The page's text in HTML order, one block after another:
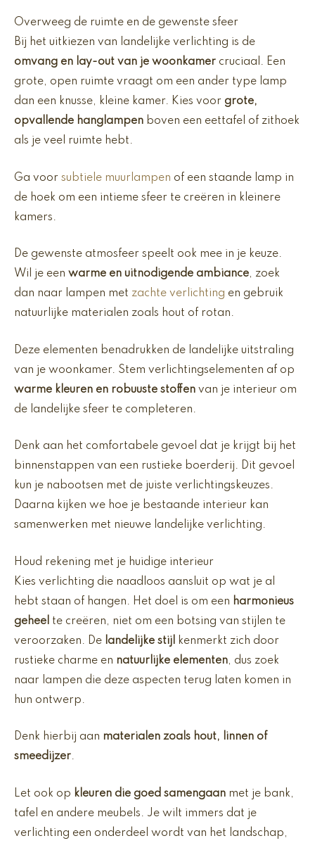
Overweeg de ruimte en de gewenste sfeer
Bij het uitkiezen van landelijke verlichting is de
omvang en lay-out van je woonkamer cruciaal. Een
grote, open ruimte vraagt om een ander type lamp
dan een knusse, kleine kamer. Kies voor grote,
opvallende hanglampen boven een eettafel of zithoek
als je veel ruimte hebt.
Ga voor subtiele muurlampen of een staande lamp in
de hoek om een intieme sfeer te creëren in kleinere
kamers.
De gewenste atmosfeer speelt ook mee in je keuze.
Wil je een warme en uitnodigende ambiance, zoek
dan naar lampen met zachte verlichting en gebruik
natuurlijke materialen zoals hout of rotan.
Deze elementen benadrukken de landelijke uitstraling
van je woonkamer. Stem verlichtingselementen af op
warme kleuren en robuuste stoffen van je interieur om
de landelijke sfeer te completeren.
Denk aan het comfortabele gevoel dat je krijgt bij het
binnenstappen van een rustieke boerderij. Dit gevoel
kun je nabootsen met de juiste verlichtingskeuzes.
Daarna kijken we hoe je bestaande interieur kan
samenwerken met nieuwe landelijke verlichting.
Houd rekening met je huidige interieur
Kies verlichting die naadloos aansluit op wat je al
hebt staan of hangen. Het doel is om een harmonieus
geheel te creëren, niet om een botsing van stijlen te
veroorzaken. De landelijke stijl
kenmerkt zich door
rustieke charme en natuurlijke elementen, dus zoek
naar lampen die deze aspecten terug laten komen in
hun ontwerp.
Denk hierbij aan materialen zoals hout, linnen of
smeedijzer.
Let ook op kleuren die goed samengaan met je bank,
tafel en andere meubels. Je wilt immers dat je
verlichting een onderdeel wordt van het landschap,